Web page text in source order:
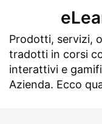
Prodotti, servizi,
tradotti in corsi
interattivi e
Azienda. Ecco